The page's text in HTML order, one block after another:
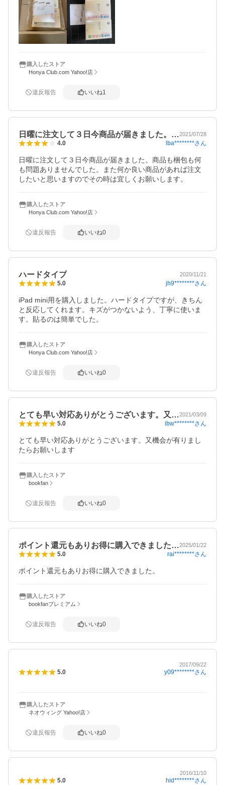
購入したストア
Honya Club.com Yahoo!店
違反報告 いいね1
日曜に注文して３日今商品が届きました。…2021/07/28
4.0 lba********さん
日曜に注文して３日今商品が届きました。商品も梱包も何
も問題ありませんでした。また何か良い商品があれば注文
したいと思いますのでその時は宜しくお願いします。
購入したストア
Honya Club.com Yahoo!店
違反報告 いいね0
ハードタイプ 2020/11/21
5.0 jh9********さん
iPad mini用を購入しました。ハードタイプですが、きちん
と反応してくれます。キズがつかないよう、丁寧に使いま
す。貼るのは簡単でした。
購入したストア
Honya Club.com Yahoo!店
違反報告 いいね0
とても早い対応ありがとうございます。又…2021/03/09
5.0 ibw********さん
とても早い対応ありがとうございます。又機会が有りまし
たらお願いします
購入したストア
bookfan
違反報告 いいね0
ポイント還元もありお得に購入できました…2025/01/22
5.0 rai********さん
ポイント還元もありお得に購入できました。
購入したストア
bookfanプレミアム
違反報告 いいね0
2017/09/22
5.0 y09********さん
購入したストア
ネオウィング Yahoo!店
違反報告 いいね0
2016/11/10
5.0 hid********さん